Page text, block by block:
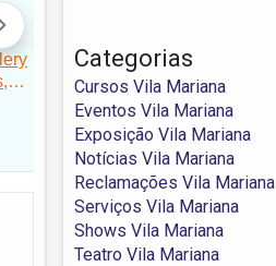
Categorias
Cursos Vila Mariana
Eventos Vila Mariana
Exposição Vila Mariana
Notícias Vila Mariana
Reclamações Vila Mariana
Serviços Vila Mariana
Shows Vila Mariana
Teatro Vila Mariana